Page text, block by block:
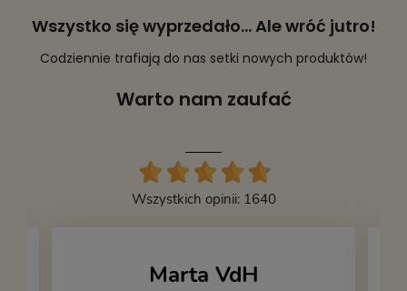
Wszystko się wyprzedało... Ale wróć jutro!
Codziennie trafiają do nas setki nowych produktów!
Warto nam zaufać
Wszystkich opinii: 1640
Marta VdH